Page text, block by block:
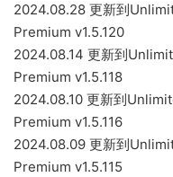
2024.08.28 更新到
Premium v1.5.120
2024.08.14 更新到
Premium v1.5.118
2024.08.10 更新到
Premium v1.5.116
2024.08.09 更新到
Premium v1.5.115